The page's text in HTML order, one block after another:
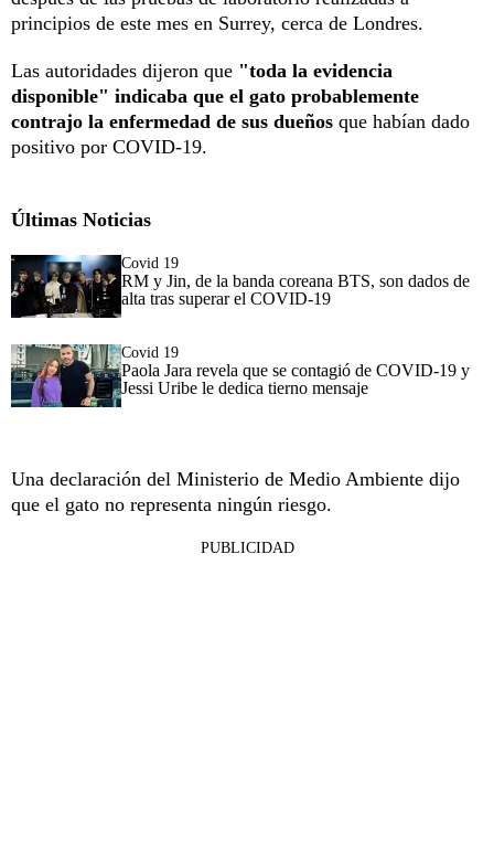
principios de este mes en Surrey, cerca de Londres.
Las autoridades dijeron que "toda la evidencia
disponible" indicaba que el gato probablemente
contrajo la enfermedad de sus dueños que habían dado
positivo por COVID-19.
Últimas Noticias
Covid 19
RM y Jin, de la banda coreana BTS, son dados de
alta tras superar el COVID-19
Covid 19
Paola Jara revela que se contagió de COVID-19 y
Jessi Uribe le dedica tierno mensaje
Una declaración del Ministerio de Medio Ambiente dijo
que el gato no representa ningún riesgo.
PUBLICIDAD